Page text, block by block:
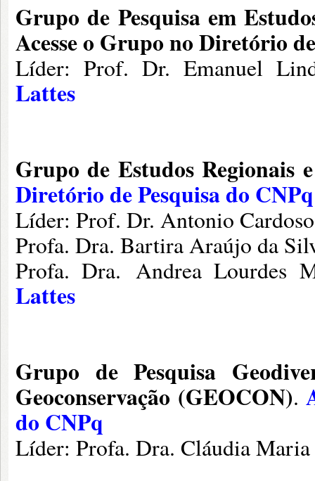
Grupo de Pesquisa em
Acesse o Grupo no Diretório
Líder: Prof. Dr. Emanuel
Lattes
Grupo de Estudos Regionais
Diretório de Pesquisa do CNPq
Líder: Prof. Dr. Antonio
Profa. Dra. Bartira Araújo da
Profa. Dra. Andrea Lourdes
Lattes
Grupo de Pesquisa
Geoconservação (GEOCON).
do CNPq
Líder: Profa. Dra. Cláudia